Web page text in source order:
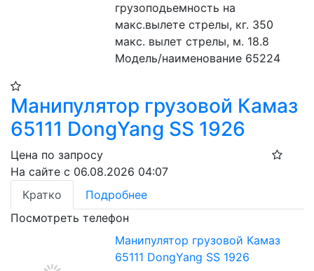
грузоподьемность на
макс.вылете стрелы, кг. 350
макс. вылет стрелы, м. 18.8
Модель/наименование 65224
Манипулятор грузовой Камаз
65111 DongYang SS 1926
Цена по запросу
На сайте с 06.08.2026 04:07
Кратко
Подробнее
Посмотреть телефон
Манипулятор грузовой Камаз
65111 DongYang SS 1926